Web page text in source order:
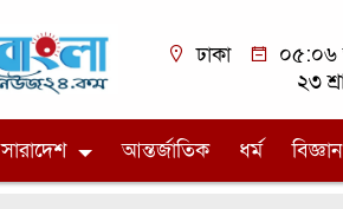
ঢাকা
০৫:০৬
২৩
সারাদেশ আন্তর্জাতিক ধর্ম বিজ্ঞান